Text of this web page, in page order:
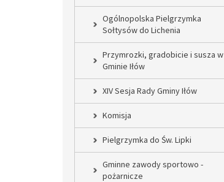
Ogólnopolska Pielgrzymka
Sołtysów do Lichenia
Przymrozki, gradobicie i susza w
Gminie Iłów
XIV Sesja Rady Gminy Iłów
Komisja
Pielgrzymka do Św. Lipki
Gminne zawody sportowo -
pożarnicze